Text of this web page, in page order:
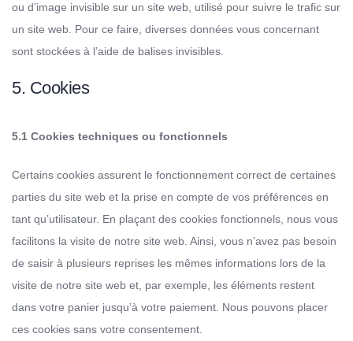
ou d’image invisible sur un site web, utilisé pour suivre le trafic sur
un site web. Pour ce faire, diverses données vous concernant
sont stockées à l’aide de balises invisibles.
5. Cookies
5.1 Cookies techniques ou fonctionnels
Certains cookies assurent le fonctionnement correct de certaines
parties du site web et la prise en compte de vos préférences en
tant qu’utilisateur. En plaçant des cookies fonctionnels, nous vous
facilitons la visite de notre site web. Ainsi, vous n’avez pas besoin
de saisir à plusieurs reprises les mêmes informations lors de la
visite de notre site web et, par exemple, les éléments restent
dans votre panier jusqu’à votre paiement. Nous pouvons placer
ces cookies sans votre consentement.